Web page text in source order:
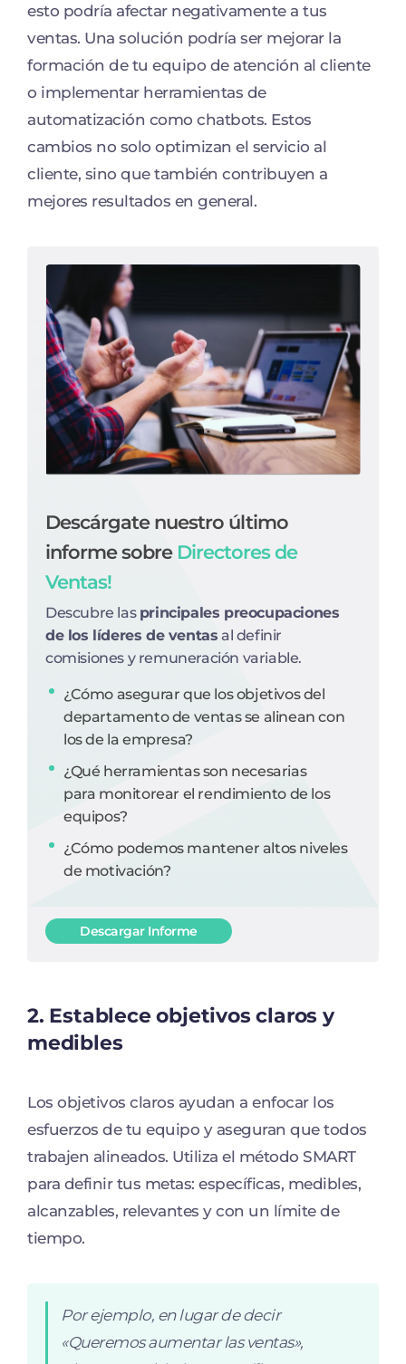
esto podría afectar negativamente a tus
ventas. Una solución podría ser mejorar la
formación de tu equipo de atención al cliente
o implementar herramientas de
automatización como chatbots. Estos
cambios no solo optimizan el servicio al
cliente, sino que también contribuyen a
mejores resultados en general.
Descárgate nuestro último
informe sobre Directores de
Ventas!
Descubre las principales preocupaciones
de los líderes de ventas al definir
comisiones y remuneración variable.
¿Cómo asegurar que los objetivos del
departamento de ventas se alinean con
los de la empresa?
¿Qué herramientas son necesarias
para monitorear el rendimiento de los
equipos?
¿Cómo podemos mantener altos niveles
de motivación?
Descargar Informe
2. Establece objetivos claros y
medibles
Los objetivos claros ayudan a enfocar los
esfuerzos de tu equipo y aseguran que todos
trabajen alineados. Utiliza el método SMART
para definir tus metas: específicas, medibles,
alcanzables, relevantes y con un límite de
tiempo.
Por ejemplo, en lugar de decir
«Queremos aumentar las ventas»,